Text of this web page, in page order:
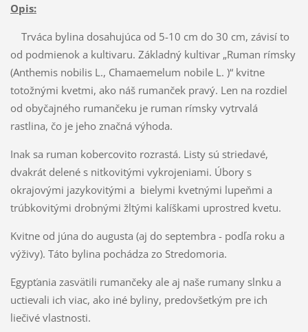
Opis:
Trváca bylina dosahujúca od 5-10 cm do 30 cm, závisí to
od podmienok a kultivaru. Základný kultivar „Ruman rímsky
(Anthemis nobilis L., Chamaemelum nobile L. )“ kvitne
totožnými kvetmi, ako náš rumanček pravý. Len na rozdiel
od obyčajného rumančeku je ruman rímsky vytrvalá
rastlina, čo je jeho značná výhoda.
Inak sa ruman kobercovito rozrastá. Listy sú striedavé,
dvakrát delené s nitkovitými vykrojeniami. Úbory s
okrajovými jazykovitými a bielymi kvetnými lupeňmi a
trúbkovitými drobnými žltými kalíškami uprostred kvetu.
Kvitne od júna do augusta (aj do septembra - podľa roku a
výživy). Táto bylina pochádza zo Stredomoria.
Egypťania zasvätili rumančeky ale aj naše rumany slnku a
uctievali ich viac, ako iné byliny, predovšetkým pre ich
liečivé vlastnosti.